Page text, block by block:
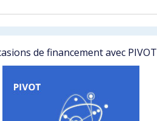
de financement avec PIVOT